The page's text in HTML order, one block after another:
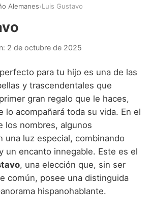
de niño que empiezan por D
de niño que empiezan por E
de niño que empiezan por F
de niño que empiezan por G
de niño que empiezan por H
de niño que empiezan por I
de niño que empiezan por J
de Niño Asturianos
de Niño Baleares
de Niño Canarios
de Niño Cantabros
de Niño Castellanos
de Niño Catalanes
de Niño Extremeños
de Niño Celtas
de Niño Egipcios
de Niño Griegos
de Niño Mitologicos
de Niño Romanos
de Niño Vikingos
de Niño Alemanes
de Niño Americanos
de Niño Arabes
de Niño Chinos
de Niño Franceses
de Niño Hispanoamericanos
Buscar
Alemanes›Luis Gustavo
2 de octubre de 2025
para tu hijo es una de las
y trascendentales que
gran regalo que le haces,
lo acompañará toda su vida. En el
los nombres, algunos
una luz especial, combinando
un encanto innegable. Este es el
, una elección que, sin ser
común, posee una distinguida
hispanohablante.